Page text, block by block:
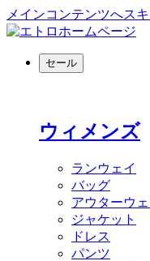
メインコンテンツへス
セール
ウィメンズ
ランウェイ
バッグ
アウターウ
ジャケット
ドレス
パンツ